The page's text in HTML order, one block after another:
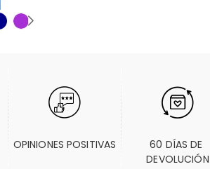
OPINIONES POSITIVAS
60 DÍAS DE
DEVOLUCIÓN